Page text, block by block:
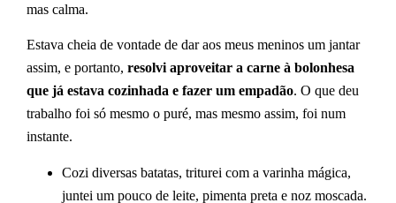
mas calma.
Estava cheia de vontade de dar aos meus meninos um jantar
assim, e portanto, resolvi aproveitar a carne à bolonhesa
que já estava cozinhada e fazer um empadão. O que deu
trabalho foi só mesmo o puré, mas mesmo assim, foi num
instante.
Cozi diversas batatas, triturei com a varinha mágica,
juntei um pouco de leite, pimenta preta e noz moscada.